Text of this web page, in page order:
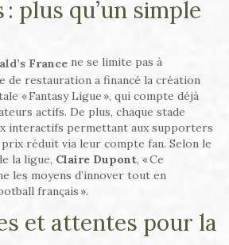
: plus qu’un simple
France ne se limite pas à
de restauration a financé la création
« Fantasy Ligue », qui compte déjà
actifs. De plus, chaque stade
interactifs permettant aux supporters
prix réduit via leur compte fan. Selon le
la ligue, Claire Dupont, « Ce
les moyens d’innover tout en
français ».
et attentes pour la